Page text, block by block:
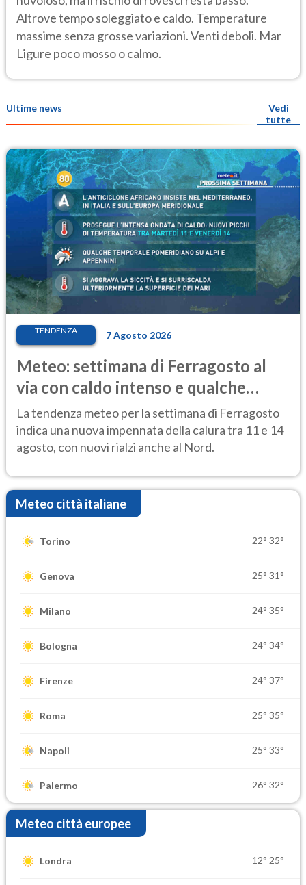
Altrove tempo soleggiato e caldo. Temperature
massime senza grosse variazioni. Venti deboli. Mar
Ligure poco mosso o calmo.
Ultime news
Vedi
tutte
TENDENZA 7 Agosto 2026
Meteo: settimana di Ferragosto al
via con caldo intenso e qualche
temporale
La tendenza meteo per la settimana di Ferragosto
indica una nuova impennata della calura tra 11 e 14
agosto, con nuovi rialzi anche al Nord.
Meteo città italiane
Torino 22° 32°
Genova 25° 31°
Milano 24° 35°
Bologna 24° 34°
Firenze 24° 37°
Roma 25° 35°
Napoli 25° 33°
Palermo 26° 32°
Meteo città europee
Londra 12° 25°